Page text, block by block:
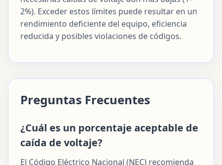
2%). Exceder estos límites puede resultar en un
rendimiento deficiente del equipo, eficiencia
reducida y posibles violaciones de códigos.
Preguntas Frecuentes
¿Cuál es un porcentaje aceptable de
caída de voltaje?
El Código Eléctrico Nacional (NEC) recomienda